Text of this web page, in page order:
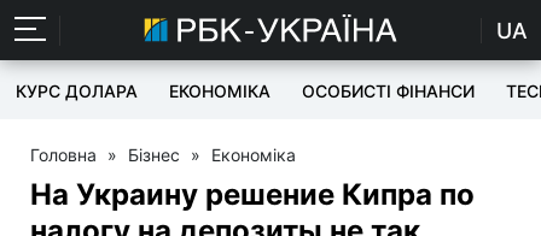
UA
КУРС ДОЛАРА ЕКОНОМІКА ОСОБИСТІ ФІНАНСИ
Головна » Бізнес » Економіка
На Украину решение Кипра по